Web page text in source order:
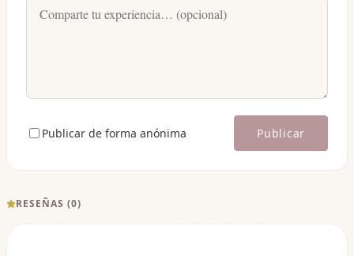
Publicar de forma anónima Publicar
RESEÑAS (0)